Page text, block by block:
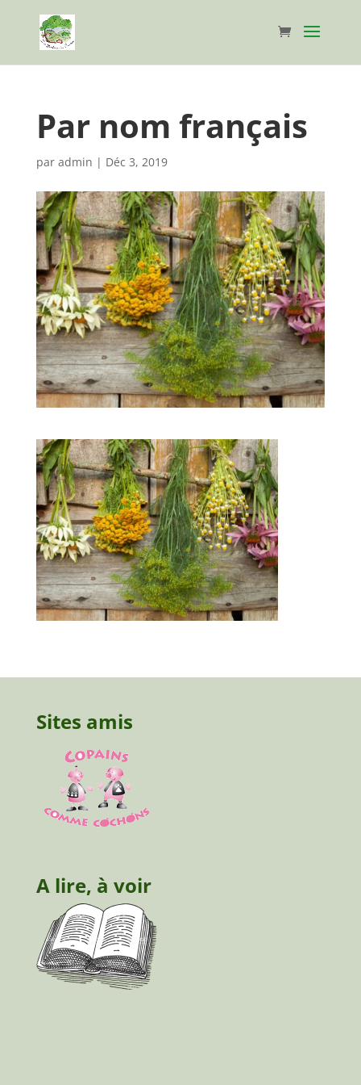
Par nom français
par admin | Déc 3, 2019
Sites amis
A lire, à voir